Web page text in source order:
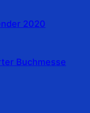
2020
Buchmesse